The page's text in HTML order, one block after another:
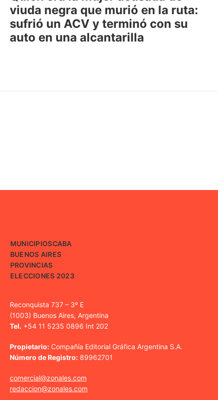
viuda negra que murió en la ruta:
sufrió un ACV y terminó con su
auto en una alcantarilla
MUNICIPIOSCABA
BUENOS AIRES
PROVINCIAS
ELECCIONES 2023
Reconquista 737 – 3º E
(1003) Buenos Aires, Argentina
Tel. +54 11 5235 0896 Int 202
Propietario: Compañía Editorial Gráfica Argentina S.A.
Número de Registro: 89962701
comercial@zonales.com
redaccion@zonales.com